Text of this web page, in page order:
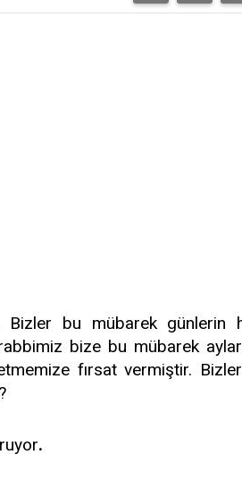
Bizler bu mübarek günlerin
bize bu mübarek
etmemize fırsat vermiştir.
.